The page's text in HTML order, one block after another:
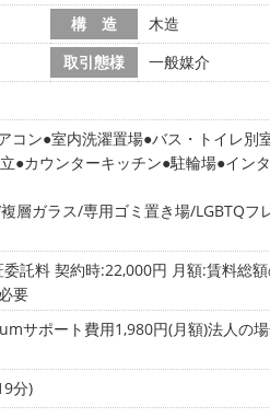
構 造
木造
取引態様
一般媒介
コン 室内洗濯置場 バス・トイレ別
カウンターキッチン 駐輪場 イン
層ガラス/専用ゴミ置き場/LGBTQフ
託料 契約時:22,000円 月額:賃料総
要
サポート費用1,980円(月額)法人の
分)